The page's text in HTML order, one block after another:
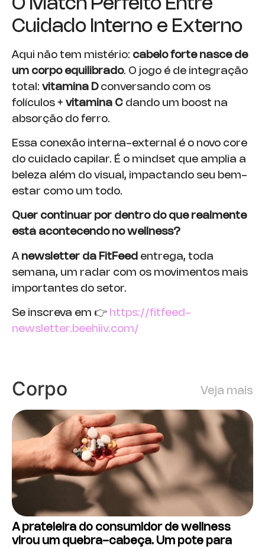
O Match Perfeito Entre
Cuidado Interno e Externo
Aqui não tem mistério: cabelo forte nasce de
um corpo equilibrado. O jogo é de integração
total: vitamina D conversando com os
folículos + vitamina C dando um boost na
absorção do ferro.
Essa conexão interna-external é o novo core
do cuidado capilar. É o mindset que amplia a
beleza além do visual, impactando seu bem-
estar como um todo.
Quer continuar por dentro do que realmente
está acontecendo no wellness?
A newsletter da FitFeed entrega, toda
semana, um radar com os movimentos mais
importantes do setor.
Se inscreva em 👉 https://fitfeed-
newsletter.beehiiv.com/
Corpo Veja mais
A prateleira do consumidor de wellness
virou um quebra-cabeça. Um pote para